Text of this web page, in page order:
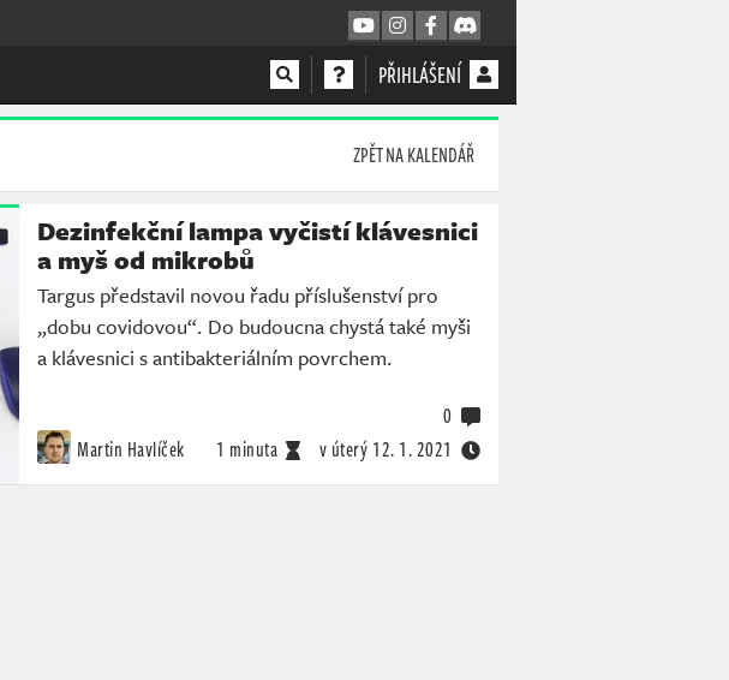
PŘIHLÁŠENÍ
ZPĚT NA KALENDÁŘ
Dezinfekční lampa vyčistí klávesnici
a myš od mikrobů
Targus představil novou řadu příslušenství pro
„dobu covidovou“. Do budoucna chystá také myši
a klávesnici s antibakteriálním povrchem.
Martin Havlíček 1 minuta v úterý 12. 1. 2021
0